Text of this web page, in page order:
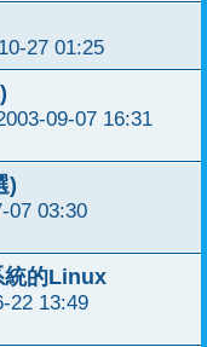
27 01:25
09-07 16:31
)
07 03:30
統的Linux
22 13:49